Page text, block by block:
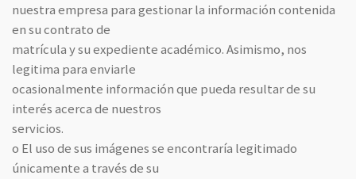
nuestra empresa para gestionar la información contenida
en su contrato de
matrícula y su expediente académico. Asimismo, nos
legitima para enviarle
ocasionalmente información que pueda resultar de su
interés acerca de nuestros
servicios.
o El uso de sus imágenes se encontraría legitimado
únicamente a través de su